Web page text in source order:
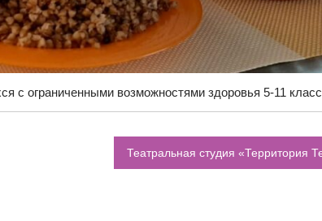
с ограниченными возможностями здоровья 5-11 класс